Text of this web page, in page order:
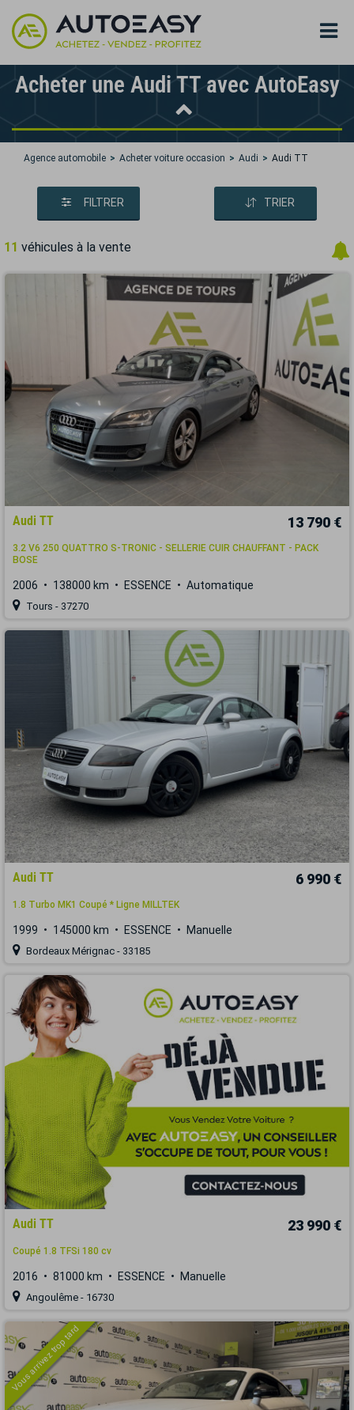
Acheter une Audi TT avec AutoEasy
Agence automobile Acheter voiture occasion Audi Audi TT
FILTRER TRIER
11 véhicules à la vente
Audi TT 13 790 €
3.2 V6 250 QUATTRO S-TRONIC - SELLERIE CUIR CHAUFFANT - PACK
BOSE
2006 138000 km ESSENCE Automatique
Tours - 37270
Audi TT 6 990 €
1.8 Turbo MK1 Coupé * Ligne MILLTEK
1999 145000 km ESSENCE Manuelle
Bordeaux Mérignac - 33185
Audi TT 23 990 €
Coupé 1.8 TFSi 180 cv
2016 81000 km ESSENCE Manuelle
Angoulême - 16730
Vous arrivez trop tard